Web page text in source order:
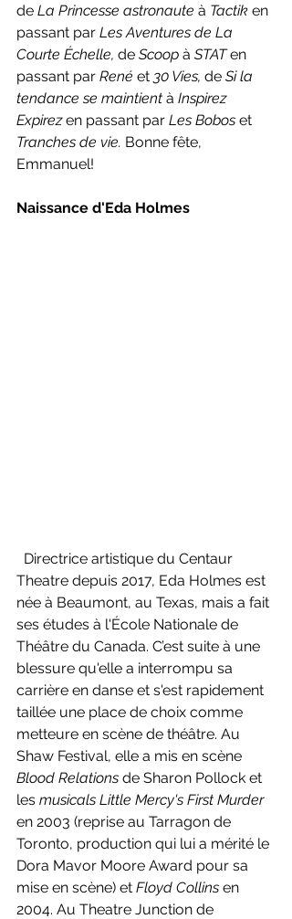
de La Princesse astronaute à Tactik en
passant par Les Aventures de La
Courte Échelle, de Scoop à STAT en
passant par René et 30 Vies, de Si la
tendance se maintient à Inspirez
Expirez en passant par Les Bobos et
Tranches de vie. Bonne fête,
Emmanuel!
Naissance d'Eda Holmes
Theatre depuis 2017, Eda Holmes est
née à Beaumont, au Texas, mais a fait
ses études à l'École Nationale de
Théâtre du Canada. C’est suite à une
blessure qu'elle a interrompu sa
carrière en danse et s'est rapidement
taillée une place de choix comme
metteure en scène de théâtre. Au
Shaw Festival, elle a mis en scène
Blood Relations de Sharon Pollock et
les musicals Little Mercy's First Murder
en 2003 (reprise au Tarragon de
Toronto, production qui lui a mérité le
Dora Mavor Moore Award pour sa
mise en scène) et Floyd Collins en
2004. Au Theatre Junction de